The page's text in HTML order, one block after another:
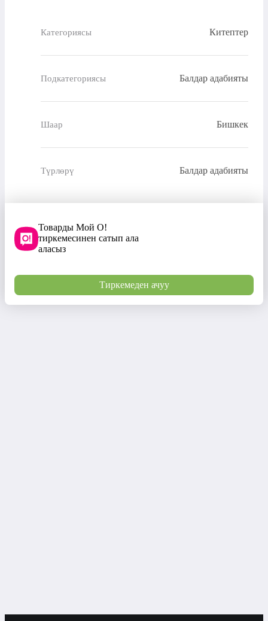
Категориясы Китептер
Подкатегориясы Балдар адабияты
Шаар Бишкек
Түрлөрү Балдар адабияты
Товарды Мой О!
тиркемесинен сатып ала
аласыз
Тиркемеден ачуу